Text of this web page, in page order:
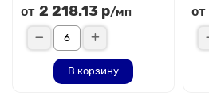
от 2 218.13 р/мп
В корзину
от